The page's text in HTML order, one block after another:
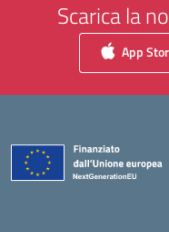
Scarica la
App